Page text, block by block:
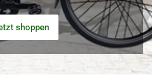
shoppen